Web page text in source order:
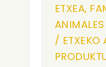
ETXEA,
/ ETXEKO